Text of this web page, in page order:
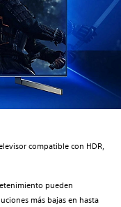
compatible con HDR,
pueden
más bajas en hasta